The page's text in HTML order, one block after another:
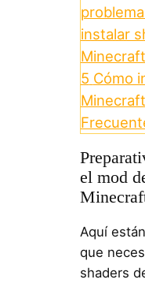
instalar
Minecraft
5 Cómo
el mod
Aquí
que
shaders